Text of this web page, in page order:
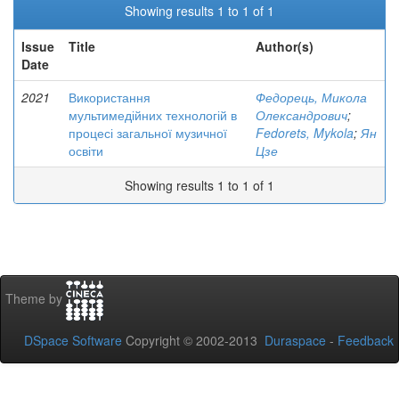
Showing results 1 to 1 of 1
Issue
Date
Title Author(s)
2021
Використання
мультимедійних технологій в
процесі загальної музичної
освіти
Федорець, Микола
Олександрович;
Fedorets, Mykola;Ян
Цзе
Showing results 1 to 1 of 1
Theme by
DSpace Software Copyright © 2002-2013 Duraspace - Feedback